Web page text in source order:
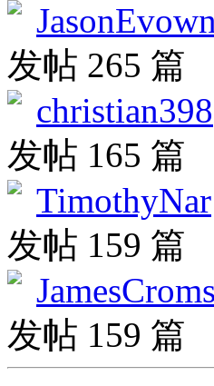
JasonEvown
发帖 265 篇
christian398
发帖 165 篇
TimothyNar
发帖 159 篇
JamesCroms
发帖 159 篇